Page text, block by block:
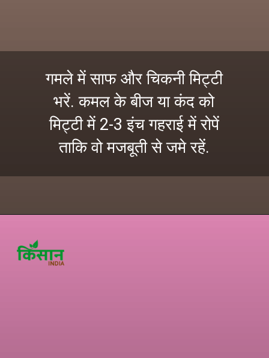
गमले में साफ और चिकनी मिट्टी
भरें. कमल के बीज या कंद को
मिट्टी में 2-3 इंच गहराई में रोपें
ताकि वो मजबूती से जमे रहें.